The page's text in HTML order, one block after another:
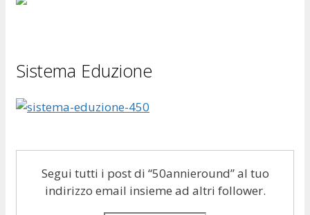
Sistema Eduzione
Segui tutti i post di “50annieround” al tuo
indirizzo email insieme ad altri follower.